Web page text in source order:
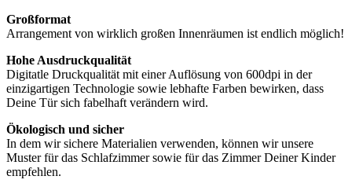
Großformat
Arrangement von wirklich großen Innenräumen ist endlich möglich!
Hohe Ausdruckqualität
Digitatle Druckqualität mit einer Auflösung von 600dpi in der
einzigartigen Technologie sowie lebhafte Farben bewirken, dass
Deine Tür sich fabelhaft verändern wird.
Ökologisch und sicher
In dem wir sichere Materialien verwenden, können wir unsere
Muster für das Schlafzimmer sowie für das Zimmer Deiner Kinder
empfehlen.